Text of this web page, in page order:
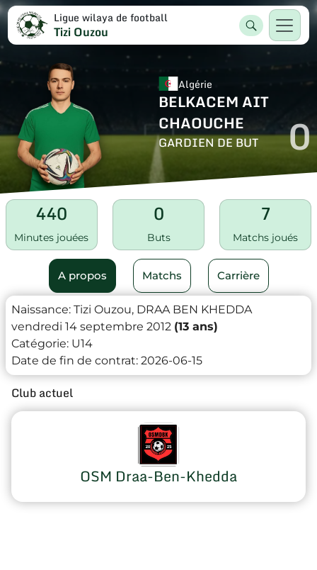
Ligue wilaya de football
Tizi Ouzou
Algérie
BELKACEM AIT
CHAOUCHE
GARDIEN DE BUT 0
440
Minutes jouées
0
Buts
7
Matchs joués
A propos Matchs Carrière
Naissance: Tizi Ouzou, DRAA BEN KHEDDA
vendredi 14 septembre 2012 (13 ans)
Catégorie: U14
Date de fin de contrat: 2026-06-15
Club actuel
OSM Draa-Ben-Khedda